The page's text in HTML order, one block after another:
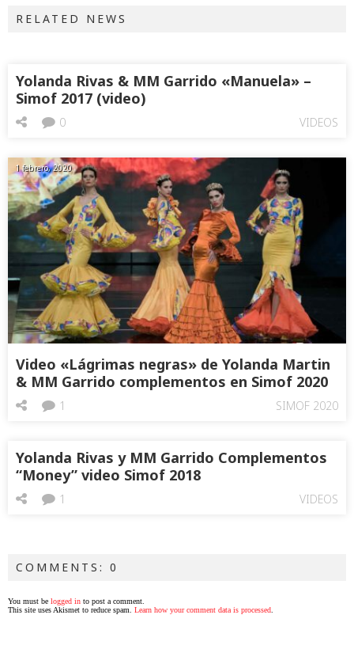
RELATED NEWS
Yolanda Rivas & MM Garrido «Manuela» –
Simof 2017 (video)
VIDEOS
0
1 febrero, 2020
Video «Lágrimas negras» de Yolanda Martin
& MM Garrido complementos en Simof 2020
SIMOF 2020
1
Yolanda Rivas y MM Garrido Complementos
“Money” video Simof 2018
VIDEOS
1
COMMENTS: 0
You must be logged in to post a comment.
This site uses Akismet to reduce spam. Learn how your comment data is processed